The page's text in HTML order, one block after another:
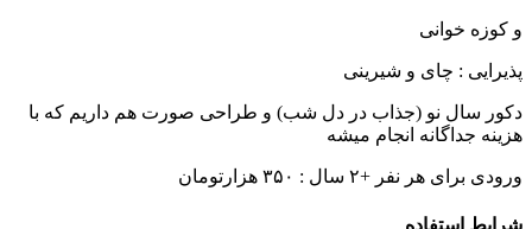
کوزه خوانی
: چای و شیرینی
سال نو (جذاب در دل شب) و طراحی صورت هم داریم که با
جداگانه انجام میشه
برای هر نفر +۲ سال : ۳۵۰ هزارتومان
استفاده